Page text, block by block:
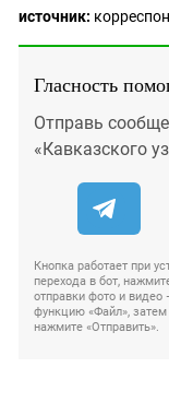
источник:
Гласность
Отправь
«Кавказского
Кнопка работает при
перехода в бот,
отправки фото и
функцию «Файл», затем
нажмите «Отправить».